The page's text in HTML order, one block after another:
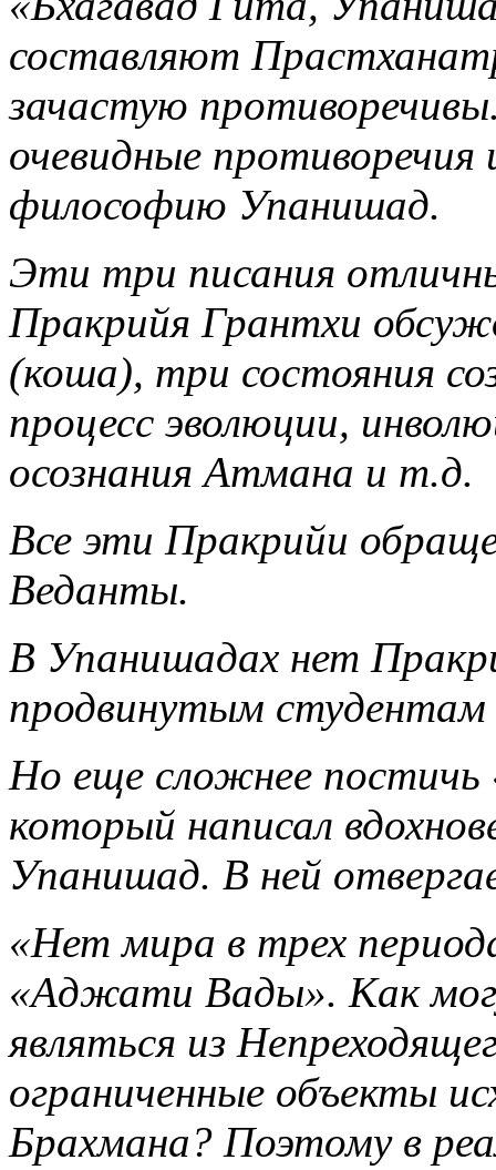
составляют
зачастую
очевидные
философию Упанишад.
Эти три писания
Пракрийя Грантхи
(коша), три состояния
процесс эволюции,
осознания Атмана и т.д.
Все эти Пракрийи
Веданты.
В Упанишадах нет
продвинутым
Но еще сложнее
который написал
Упанишад. В ней
«Нет мира в трех
«Аджати Вады». Как
являться из
ограниченные объекты
Брахмана? Поэтому в